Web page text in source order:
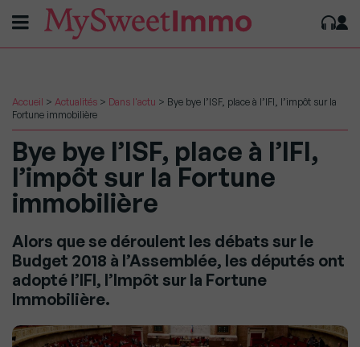
Accueil > Actualités > Dans l'actu > Bye bye l’ISF, place à l’IFI, l’impôt sur la
Fortune immobilière
Bye bye l’ISF, place à l’IFI,
l’impôt sur la Fortune
immobilière
Alors que se déroulent les débats sur le
Budget 2018 à l’Assemblée, les députés ont
adopté l’IFI, l’Impôt sur la Fortune
Immobilière.